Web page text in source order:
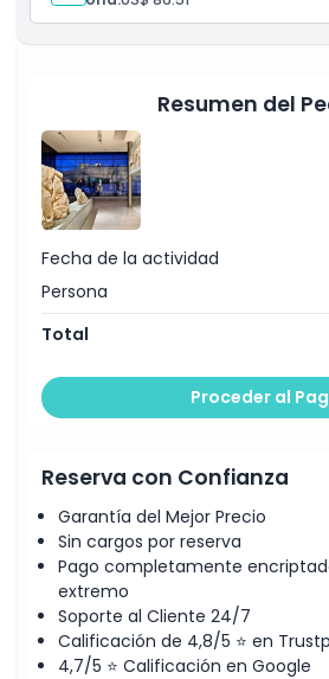
Cosas a Saber
Política de Cancelación
Resumen del
Fecha de la actividad
Persona
Total
Proceder al
Reserva con Confianza
Garantía del Mejor Precio
Sin cargos por reserva
Pago completamente
extremo
Soporte al Cliente 24/7
Calificación de 4,8/5 ⭐ en
4,7/5 ⭐ Calificación en Google